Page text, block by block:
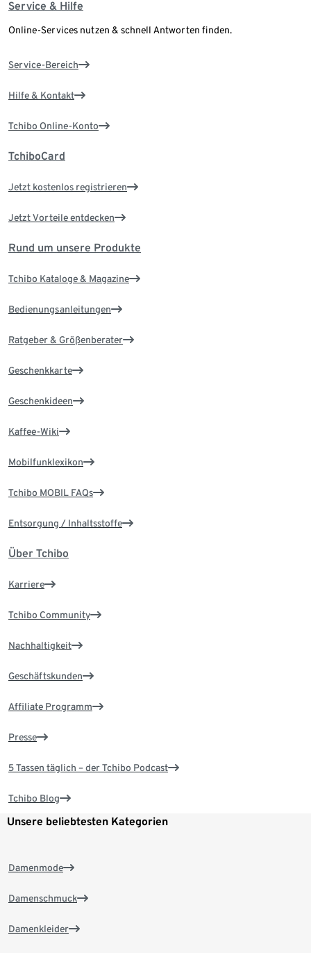
Service & Hilfe
Online-Services nutzen & schnell Antworten finden.
Service-Bereich
Hilfe & Kontakt
Tchibo Online-Konto
TchiboCard
Jetzt kostenlos registrieren
Jetzt Vorteile entdecken
Rund um unsere Produkte
Tchibo Kataloge & Magazine
Bedienungsanleitungen
Ratgeber & Größenberater
Geschenkkarte
Geschenkideen
Kaffee-Wiki
Mobilfunklexikon
Tchibo MOBIL FAQs
Entsorgung / Inhaltsstoffe
Über Tchibo
Karriere
Tchibo Community
Nachhaltigkeit
Geschäftskunden
Affiliate Programm
Presse
5 Tassen täglich – der Tchibo Podcast
Tchibo Blog
Unsere beliebtesten Kategorien
Damenmode
Damenschmuck
Damenkleider